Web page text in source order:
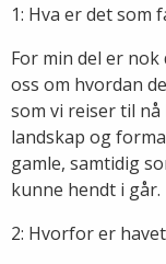
1: Hva er det som
For min del er
oss om hvordan
som vi reiser til
landskap og
gamle, samtidig
kunne hendt i går.
2: Hvorfor er